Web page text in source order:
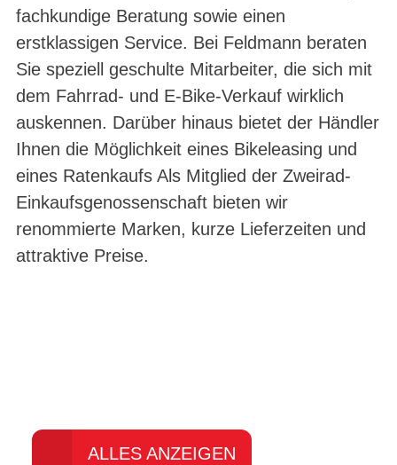
fachkundige Beratung sowie einen
erstklassigen Service. Bei Feldmann beraten
Sie speziell geschulte Mitarbeiter, die sich mit
dem Fahrrad- und E-Bike-Verkauf wirklich
auskennen. Darüber hinaus bietet der Händler
Ihnen die Möglichkeit eines Bikeleasing und
eines Ratenkaufs Als Mitglied der Zweirad-
Einkaufsgenossenschaft bieten wir
renommierte Marken, kurze Lieferzeiten und
attraktive Preise.
ALLES ANZEIGEN